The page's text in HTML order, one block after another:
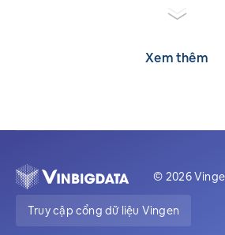
Xem thêm
© 2026
Truy cập cổng dữ liệu Vingen